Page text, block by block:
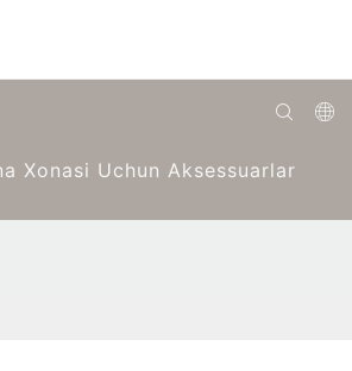
Xonasi Uchun Aksessuarlar